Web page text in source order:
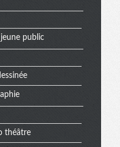
jeune public
théâtre